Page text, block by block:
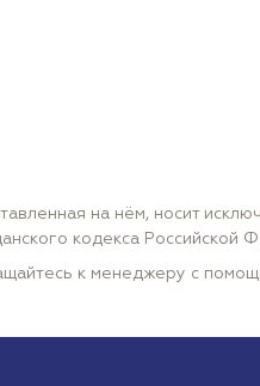
на нём, носит
кодекса Российской
к менеджеру с